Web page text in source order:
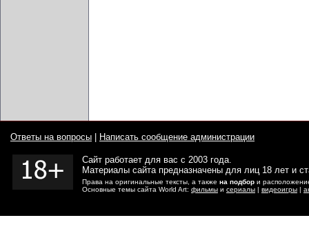
Ответы на вопросы Написать сообщение администрации
Сайт работает для вас с 2003 года.
Материалы сайта предназначены для лиц 18 лет и
Права на оригинальные тексты, а также на подбор и
Основные темы сайта World Art: фильмы и сериалы | видеоигры |